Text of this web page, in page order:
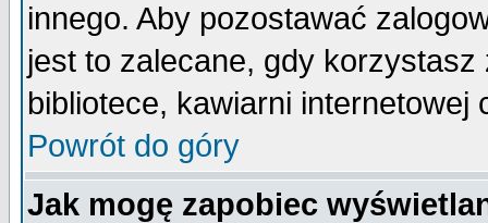
innego. Aby pozostawać
jest to zalecane, gdy
bibliotece, kawiarni internetowej
Powrót do góry
Jak mogę zapobiec